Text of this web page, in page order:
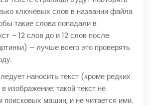
ключевых слов в названии файла
такие слова попадали в
– 12 слов до и 12 слов после
– лучше всего это проверять
наносить текст (кроме редких
изображение: такой текст не
поисковых машин, и не читается ими.